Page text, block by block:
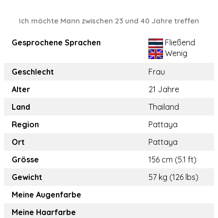
Ich möchte Mann zwischen 23 und 40 Jahre treffen
Gesprochene Sprachen
Fließend
Wenig
Geschlecht
Frau
Alter
21 Jahre
Land
Thailand
Region
Pattaya
Ort
Pattaya
Grösse
156 cm (5.1 ft)
Gewicht
57 kg (126 lbs)
Meine Augenfarbe
Meine Haarfarbe